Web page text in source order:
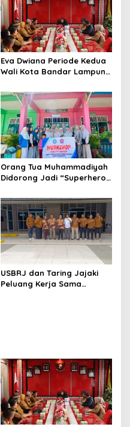
Eva Dwiana Periode Kedua
Wali Kota Bandar Lampung
Pembangunan
Orang Tua Muhammadiyah
Didorong Jadi “Superhero”
Lewat Edukasi Berbasis
Teknologi
USBRJ dan Taring Jajaki
Peluang Kerja Sama